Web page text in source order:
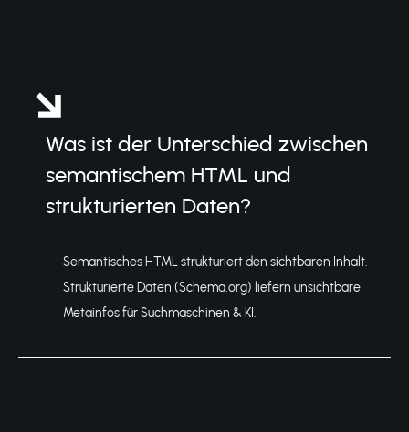
Was ist der Unterschied zwischen
semantischem HTML und
strukturierten Daten?
Semantisches HTML strukturiert den sichtbaren Inhalt.
Strukturierte Daten (Schema.org) liefern unsichtbare
Metainfos für Suchmaschinen & KI.